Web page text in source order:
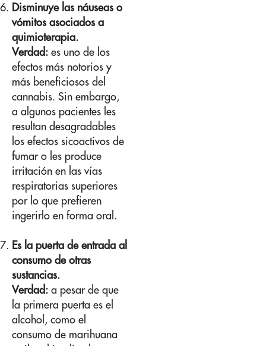
Disminuye las náuseas o
vómitos asociados a
quimioterapia.
Verdad: es uno de los
efectos más notorios y
más beneficiosos del
cannabis. Sin embargo,
a algunos pacientes les
resultan desagradables
los efectos sicoactivos de
fumar o les produce
irritación en las vías
respiratorias superiores
por lo que prefieren
ingerirlo en forma oral.
Es la puerta de entrada al
consumo de otras
sustancias.
Verdad: a pesar de que
la primera puerta es el
alcohol, como el
consumo de marihuana